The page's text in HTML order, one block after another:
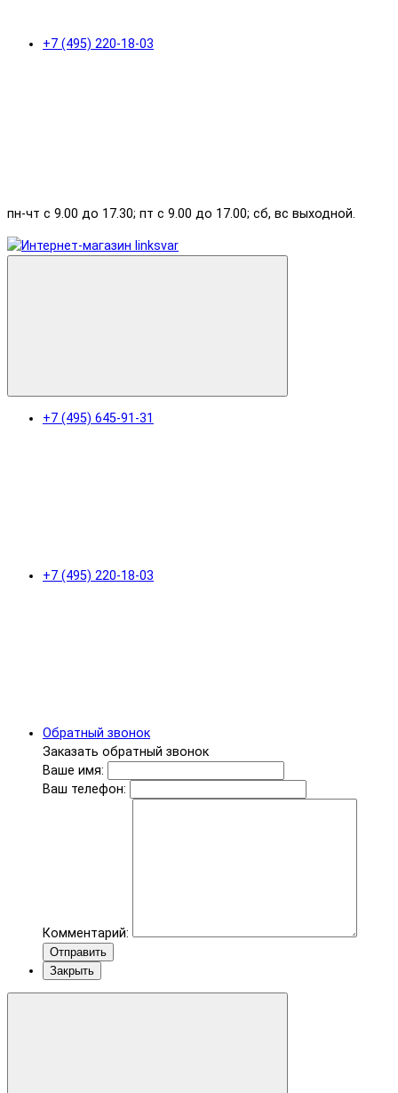
+7 (495) 220-18-03
пн-чт с 9.00 до 17.30; пт с 9.00 до 17.00; сб, вс выходной.
+7 (495) 645-91-31
+7 (495) 220-18-03
Обратный звонок
Заказать обратный звонок
Ваше имя:
Ваш телефон:
Комментарий:
Отправить
Закрыть